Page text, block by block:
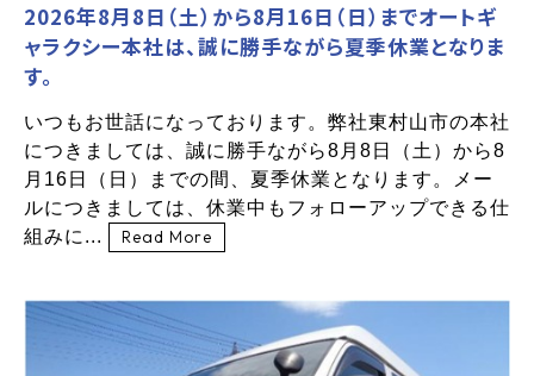
2026年8月8日（土）から8月16日（日）までオートギ
ャラクシー本社は、誠に勝手ながら夏季休業となりま
す。
いつもお世話になっております。弊社東村山市の本社
につきましては、誠に勝手ながら8月8日（土）から8
月16日（日）までの間、夏季休業となります。メー
ルにつきましては、休業中もフォローアップできる仕
組みに...
Read More